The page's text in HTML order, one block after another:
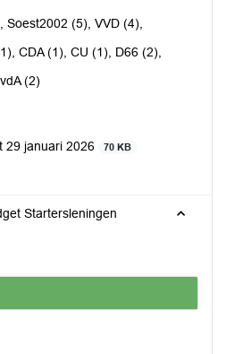
Soest2002 (5), VVD (4),
CDA (1), CU (1), D66 (2),
(2)
29 januari 2026
70 KB
Startersleningen